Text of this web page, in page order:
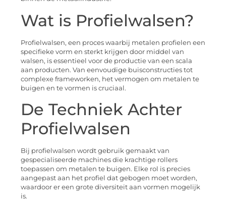
Wat is Profielwalsen?
Profielwalsen, een proces waarbij metalen profielen een
specifieke vorm en sterkt krijgen door middel van
walsen, is essentieel voor de productie van een scala
aan producten. Van eenvoudige buisconstructies tot
complexe frameworken, het vermogen om metalen te
buigen en te vormen is cruciaal.
De Techniek Achter
Profielwalsen
Bij profielwalsen wordt gebruik gemaakt van
gespecialiseerde machines die krachtige rollers
toepassen om metalen te buigen. Elke rol is precies
aangepast aan het profiel dat gebogen moet worden,
waardoor er een grote diversiteit aan vormen mogelijk
is.